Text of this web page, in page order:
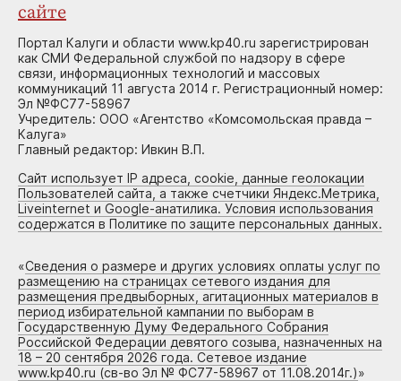
сайте
Портал Калуги и области www.kp40.ru зарегистрирован
как СМИ Федеральной службой по надзору в сфере
связи, информационных технологий и массовых
коммуникаций 11 августа 2014 г. Регистрационный номер:
Эл №ФС77-58967
Учредитель: ООО «Агентство «Комсомольская правда –
Калуга»
Главный редактор: Ивкин В.П.
Сайт использует IP адреса, cookie, данные геолокации
Пользователей сайта, а также счетчики Яндекс.Метрика,
Liveinternet и Google-анатилика. Условия использования
содержатся в Политике по защите персональных данных.
«Сведения о размере и других условиях оплаты услуг по
размещению на страницах сетевого издания для
размещения предвыборных, агитационных материалов в
период избирательной кампании по выборам в
Государственную Думу Федерального Собрания
Российской Федерации девятого созыва, назначенных на
18 – 20 сентября 2026 года. Сетевое издание
www.kp40.ru (св-во Эл № ФС77-58967 от 11.08.2014г.)»